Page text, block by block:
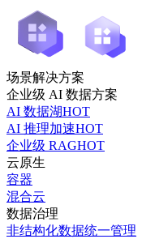
场景解决方案
企业级 AI 数据方案
AI 数据湖HOT
AI 推理加速HOT
企业级 RAGHOT
云原生
容器
混合云
数据治理
非结构化数据统一管理